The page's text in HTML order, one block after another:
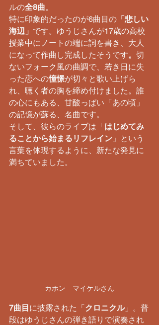
ルの全8曲。
​特に印象的だったのが6曲目の 「悲しい
海辺」 です。ゆうじさんが17歳の高校
授業中にノートの端に詞を書き、大人
になって作曲し完成したそうです。 切
ないフォーク風の曲調で、若き日に失
った恋への憧憬が切々と歌い上げら
れ、聴く者の胸を締め付けました。誰
の心にもある、甘酸っぱい「あの頃」
の記憶が蘇る、名曲です。
​そして、彼らのライブは「はじめてみ
ることから始まるリフレイン 」という
言葉を体現するように、新たな発見に
満ちていました。
カホン　マイケルさん
7曲目 に披露された「クロニクル」。普
段はゆうじさんの弾き語りで演奏され